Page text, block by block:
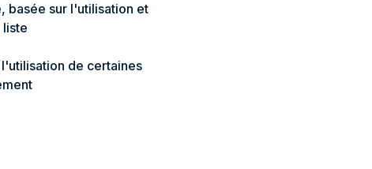
basée sur l'utilisation et
liste
de certaines